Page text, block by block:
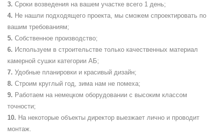
Сроки возведения на вашем участке всего 1 день;
Не нашли подходящего проекта, мы сможем спроектировать по
вашим требованиям;
Собственное производство;
Используем в строительстве только качественных материал
камерной сушки категории АБ;
Удобные планировки и красивый дизайн;
Строим круглый год, зима нам не помеха;
Работаем на немецком оборудовании с высоким классом
точности;
На некоторые объекты директор выезжает лично и проводит
монтаж.